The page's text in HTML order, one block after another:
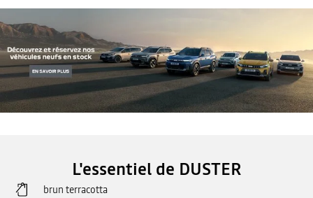
L'essentiel de DUSTER
brun terracotta